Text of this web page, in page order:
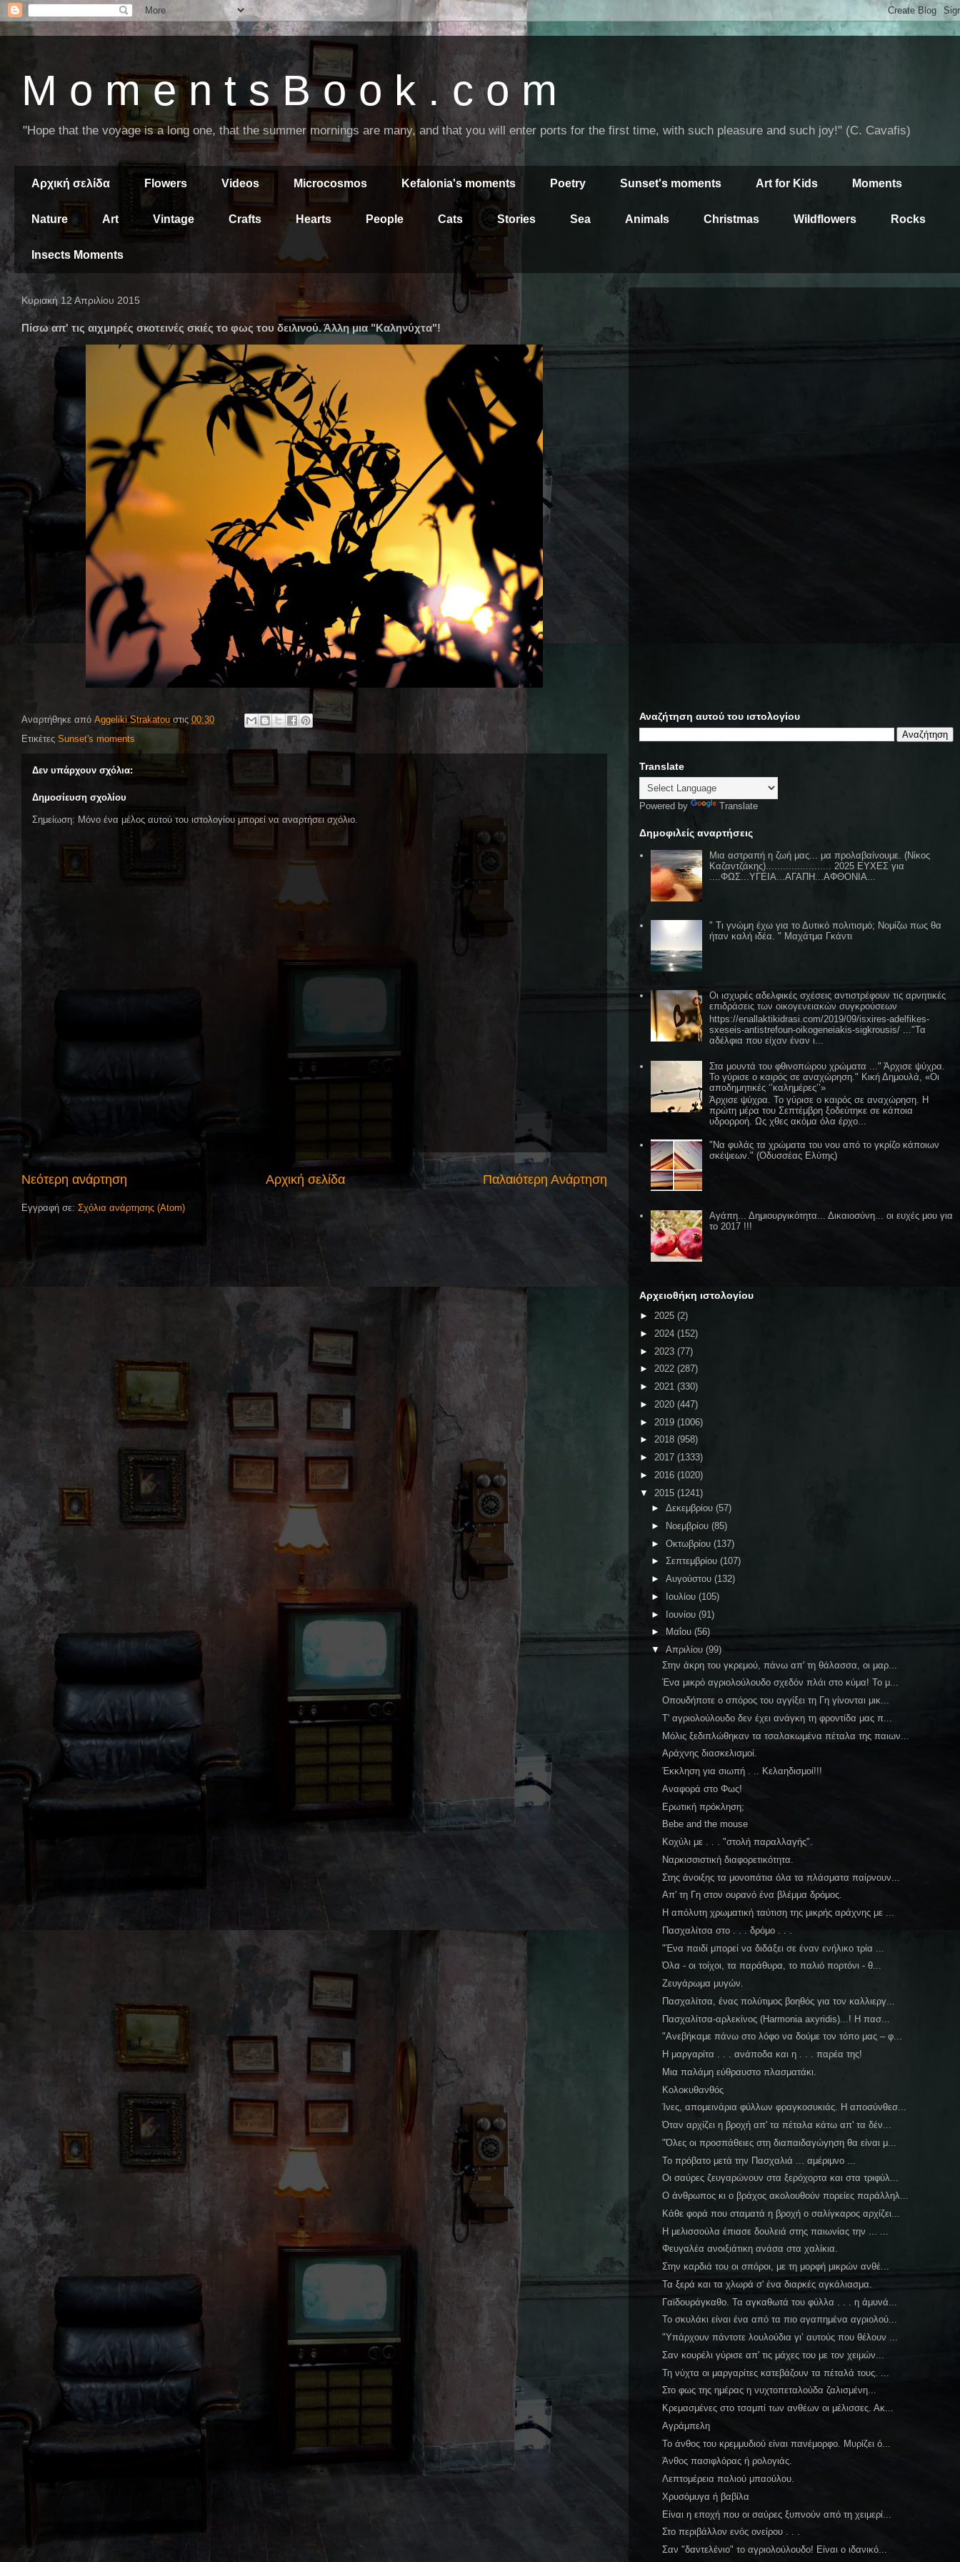
M o m e n t s B o o k . c o m
"Hope that the voyage is a long one, that the summer mornings are many, and that you will enter ports for the first time, with such pleasure and such joy!" (C. Cavafis)
Αρχική σελίδα Flowers Videos Microcosmos Kefalonia's moments Poetry Sunset's moments Art for Kids Moments
Nature Art Vintage Crafts Hearts People Cats Stories Sea Animals Christmas Wildflowers Rocks
Insects Moments
Κυριακή 12 Απριλίου 2015
Πίσω απ' τις αιχμηρές σκοτεινές σκιές το φως του δειλινού. Άλλη μια "Καληνύχτα"!
Αναρτήθηκε από Aggeliki Strakatou στις 00:30
Ετικέτες Sunset's moments
Δεν υπάρχουν σχόλια:
Δημοσίευση σχολίου
Σημείωση: Μόνο ένα μέλος αυτού του ιστολογίου μπορεί να αναρτήσει σχόλιο.
Νεότερη ανάρτηση Παλαιότερη Ανάρτηση
Αρχική σελίδα
Εγγραφή σε: Σχόλια ανάρτησης (Atom)
Αναζήτηση αυτού του ιστολογίου
Translate
Powered by Translate
Δημοφιλείς αναρτήσεις
Μια αστραπή η ζωή μας... μα προλαβαίνουμε. (Νίκος
Καζαντζάκης)....................... 2025 ΕΥΧΕΣ για
....ΦΩΣ...ΥΓΕΙΑ...ΑΓΑΠΗ...ΑΦΘΟΝΙΑ...
" Τι γνώμη έχω για το Δυτικό πολιτισμό; Νομίζω πως θα
ήταν καλή ιδέα. " Μαχάτμα Γκάντι
Οι ισχυρές αδελφικές σχέσεις αντιστρέφουν τις αρνητικές
επιδράσεις των οικογενειακών συγκρούσεων
https://enallaktikidrasi.com/2019/09/isxires-adelfikes-
sxeseis-antistrefoun-oikogeneiakis-sigkrousis/ ..."Τα
αδέλφια που είχαν έναν ι...
Στα μουντά του φθινοπώρου χρώματα ..." Άρχισε ψύχρα.
Το γύρισε ο καιρός σε αναχώρηση." Κική Δημουλά, «Οι
αποδημητικές ‘’καλημέρες’’»
Άρχισε ψύχρα. Το γύρισε ο καιρός σε αναχώρηση. Η
πρώτη μέρα του Σεπτέμβρη ξοδεύτηκε σε κάποια
υδρορροή. Ως χθες ακόμα όλα έρχο...
"Να φυλάς τα χρώματα του νου από το γκρίζο κάποιων
σκέψεων." (Οδυσσέας Ελύτης)
Αγάπη... Δημιουργικότητα... Δικαιοσύνη... οι ευχές μου για
το 2017 !!!
Αρχειοθήκη ιστολογίου
► 2025 (2)
► 2024 (152)
► 2023 (77)
► 2022 (287)
► 2021 (330)
► 2020 (447)
► 2019 (1006)
► 2018 (958)
► 2017 (1333)
► 2016 (1020)
▼ 2015 (1241)
► Δεκεμβρίου (57)
►
Νοεμβρίου (85)
► Οκτωβρίου (137)
► Σεπτεμβρίου (107)
► Αυγούστου (132)
►
Ιουλίου (105)
► Ιουνίου (91)
►
Μαΐου (56)
▼ Απριλίου (99)
Στην άκρη του γκρεμού, πάνω απ' τη θάλασσα, οι μαρ...
Ένα μικρό αγριολούλουδο σχεδόν πλάι στο κύμα! Το μ...
Οπουδήποτε ο σπόρος του αγγίξει τη Γη γίνονται μικ...
Τ' αγριολούλουδο δεν έχει ανάγκη τη φροντίδα μας π...
Μόλις ξεδιπλώθηκαν τα τσαλακωμένα πέταλα της παιων...
Αράχνης διασκελισμοί.
Έκκληση για σιωπή . .. Κελαηδισμοί!!!
Αναφορά στο Φως!
Ερωτική πρόκληση;
Bebe and the mouse
Κοχύλι με . . . "στολή παραλλαγής".
Ναρκισσιστική διαφορετικότητα.
Στης άνοιξης τα μονοπάτια όλα τα πλάσματα παίρνουν...
Απ' τη Γη στον ουρανό ένα βλέμμα δρόμος.
Η απόλυτη χρωματική ταύτιση της μικρής αράχνης με ...
Πασχαλίτσα στο . . . δρόμο . . .
"Ένα παιδί μπορεί να διδάξει σε έναν ενήλικο τρία ...
Όλα - οι τοίχοι, τα παράθυρα, το παλιό πορτόνι - θ...
Ζευγάρωμα μυγών.
Πασχαλίτσα, ένας πολύτιμος βοηθός για τον καλλιεργ...
Πασχαλίτσα-αρλεκίνος (Ηarmonia axyridis)...! Η πασ...
"Ανεβήκαμε πάνω στο λόφο να δούμε τον τόπο μας – φ...
Η μαργαρίτα . . . ανάποδα και η . . . παρέα της!
Μια παλάμη εύθραυστο πλασματάκι.
Κολοκυθανθός
Ίνες, απομεινάρια φύλλων φραγκοσυκιάς. Η αποσύνθεσ...
Όταν αρχίζει η βροχή απ' τα πέταλα κάτω απ' τα δέν...
"Όλες οι προσπάθειες στη διαπαιδαγώγηση θα είναι μ...
Το πρόβατο μετά την Πασχαλιά ... αμέριμνο ...
Οι σαύρες ζευγαρώνουν στα ξερόχορτα και στα τριφύλ...
Ο άνθρωπος κι ο βράχος ακολουθούν πορείες παράλληλ...
Κάθε φορά που σταματά η βροχή ο σαλίγκαρος αρχίζει...
Η μελισσούλα έπιασε δουλειά στης παιωνίας την ... ...
Φευγαλέα ανοιξιάτικη ανάσα στα χαλίκια.
Στην καρδιά του οι σπόροι, με τη μορφή μικρών ανθέ...
Τα ξερά και τα χλωρά σ' ένα διαρκές αγκάλιασμα.
Γαϊδουράγκαθο. Τα αγκαθωτά του φύλλα . . . η άμυνά...
Το σκυλάκι είναι ένα από τα πιο αγαπημένα αγριολού...
"Υπάρχουν πάντοτε λουλούδια γι’ αυτούς που θέλουν ...
Σαν κουρέλι γύρισε απ' τις μάχες του με τον χειμών...
Τη νύχτα οι μαργαρίτες κατεβάζουν τα πέταλά τους. ...
Στο φως της ημέρας η νυχτοπεταλούδα ζαλισμένη...
Κρεμασμένες στο τσαμπί των ανθέων οι μέλισσες. Ακ...
Αγράμπελη
Το άνθος του κρεμμυδιού είναι πανέμορφο. Μυρίζει ό...
Άνθος πασιφλόρας ή ρολογιάς.
Λεπτομέρεια παλιού μπαούλου.
Χρυσόμυγα ή βαβίλα
Είναι η εποχή που οι σαύρες ξυπνούν από τη χειμερί...
Στο περιβάλλον ενός ονείρου . . .
Σαν "δαντελένιο" το αγριολούλουδο! Είναι ο ιδανικό...